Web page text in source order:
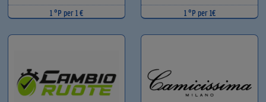
1 °P per 1 € 1 °P per 1€